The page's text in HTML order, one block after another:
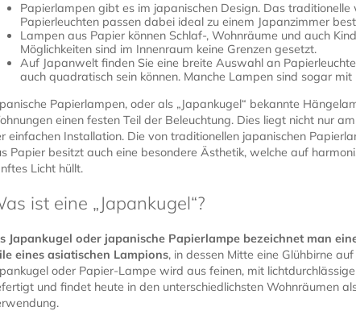
Papierlampen gibt es im japanischen Design. Das
Papierleuchten passen dabei ideal zu einem Japanzimmer
Lampen aus Papier können Schlaf-, Wohnräume und auch
Möglichkeiten sind im Innenraum keine Grenzen gesetzt.
Auf Japanwelt finden Sie eine breite Auswahl an
auch quadratisch sein können. Manche Lampen sind sogar mit
Papierlampen, oder als „Japankugel“ bekannte
einen festen Teil der Beleuchtung. Dies liegt nicht nur
einfachen Installation. Die von traditionellen japanischen
Papier besitzt auch eine besondere Ästhetik, welche auf
Licht hüllt.
ist eine „Japankugel“?
Japankugel oder japanische Papierlampe bezeichnet man
eines asiatischen Lampions, in dessen Mitte eine Glühbirne
oder Papier-Lampe wird aus feinen, mit
und findet heute in den unterschiedlichsten Wohnräumen